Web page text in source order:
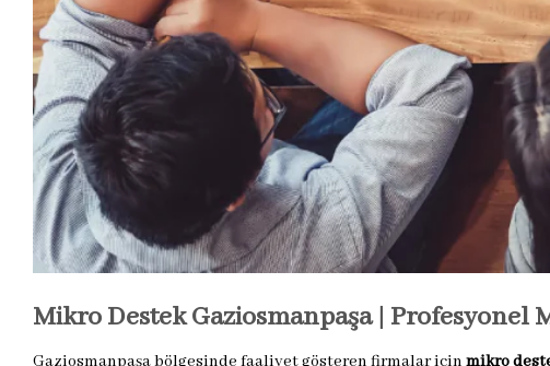
Mikro Destek Gaziosmanpaşa | Profesyonel
Gaziosmanpaşa bölgesinde faaliyet gösteren firmalar için mikro